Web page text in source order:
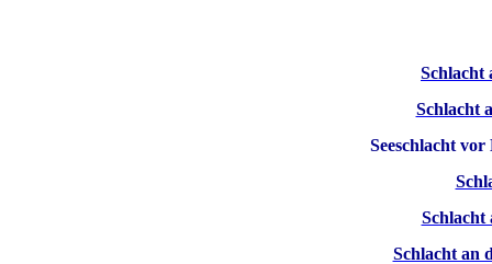
Schlacht
Schlacht
Seeschlacht vor
Schlacht an